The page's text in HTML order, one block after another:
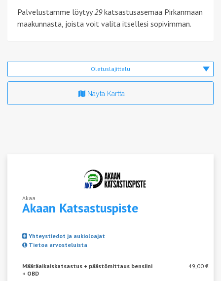
Palvelustamme löytyy29katsastusasemaa Pirkanmaan
maakunnasta, joista voit valita itsellesi sopivimman.
Oletuslajittelu
Näytä Kartta
Akaa
Akaan Katsastuspiste
Yhteystiedot ja aukioloajat
Tietoa arvosteluista
Määräaikaiskatsastus + päästömittaus bensiini
+ OBD
49,00 €